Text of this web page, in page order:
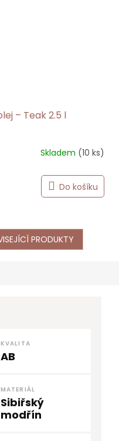
– Teak 2.5 l
Skladem (10 ks)
Do košíku
PRODUKTY
KVALITA
AB
MATERIÁL
Sibiřský
modřín